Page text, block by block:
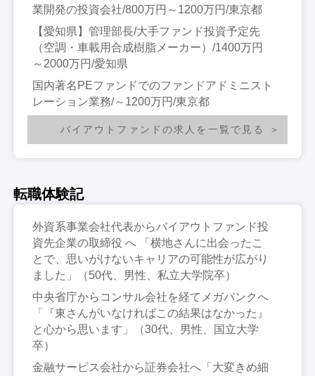
業開発の投資会社/800万円～1200万円/東京都
【愛知県】管理部長/大手ファンド投資予定先
（空調・車載用合成樹脂メーカー）/1400万円
～2000万円/愛知県
国内著名PEファンドでのファンドアドミニスト
レーション業務/～1200万円/東京都
バイアウトファンドの求人を一覧で見る
転職体験記
外資系事業会社代表からバイアウトファンド投
資先企業の取締役 へ 「横地さんに出会ったこ
とで、思いがけないキャリアの可能性が広がり
ました」（50代、男性、私立大学院卒）
中央省庁からコンサル会社を経てメガバンクへ
「『東さんがいなければこの結果はなかった』
と心から思います」（30代、男性、国立大学
卒）
金融サービス会社から証券会社へ「大変きめ細